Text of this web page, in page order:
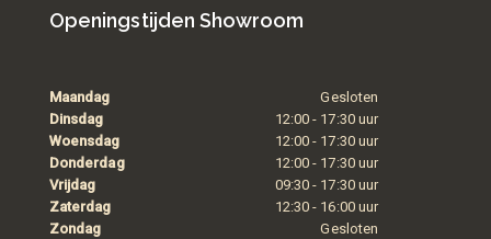
Openingstijden Showroom
Maandag
Gesloten
Dinsdag
12:00 - 17:30 uur
Woensdag
12:00 - 17:30 uur
Donderdag
12:00 - 17:30 uur
Vrijdag
09:30 - 17:30 uur
Zaterdag
12:30 - 16:00 uur
Zondag
Gesloten